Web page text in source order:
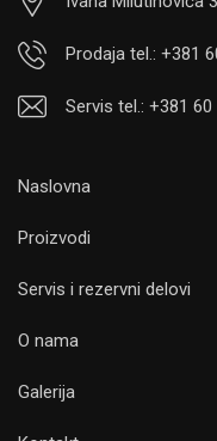
Prodaja tel.: +381
Servis tel.: +381
Naslovna
Proizvodi
Servis i rezervni delovi
O nama
Galerija